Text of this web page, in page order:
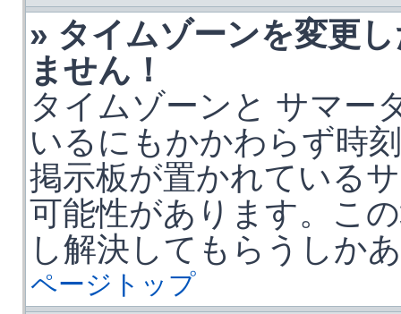
» タイムゾーンを変更
ません！
タイムゾーンと サマー
いるにもかかわらず時
掲示板が置かれている
可能性があります。こ
し解決してもらうしか
ページトップ